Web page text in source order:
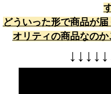
どういった形で商品が
オリティの商品なのか
↓ ↓ ↓ ↓ ↓